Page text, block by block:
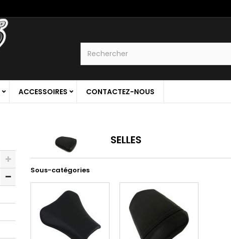
ACCESSOIRES CONTACTEZ-NOUS
SELLES
Sous-catégories